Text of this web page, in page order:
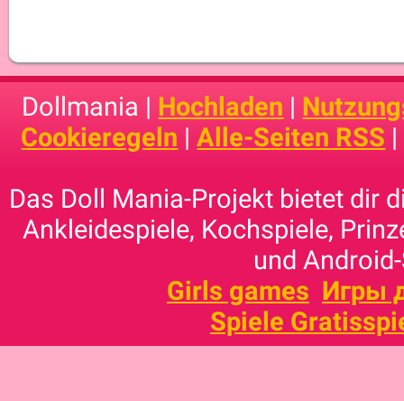
Dollmania | Hochladen |
Cookieregeln |Alle-Seiten RSS |
Das Doll Mania-Projekt bietet dir
Ankleidespiele, Kochspiele,
und
Girls games Игры
Spiele